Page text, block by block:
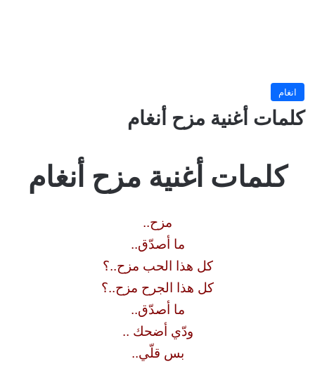
انغام
كلمات أغنية مزح أنغام
كلمات أغنية مزح أنغام
مزح..
ما أصدّق..
كل هذا الحب مزح..؟
كل هذا الجرح مزح..؟
ما أصدّق..
ودّي أضحك ..
بس قلّي..